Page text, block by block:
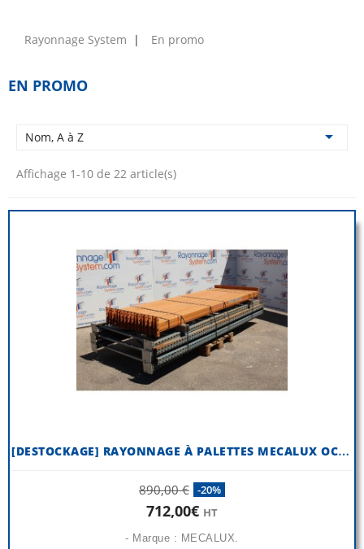
Rayonnage System En promo
EN PROMO
Nom, A à Z 
Affichage 1-10 de 22 article(s)
[
DESTOCKAGE] RAYONNAGE À PALETTES MECALUX OCCASION H 3000 X P 1100 MM
890,00 € -20%
712,00€ HT
- Marque : MECALUX.